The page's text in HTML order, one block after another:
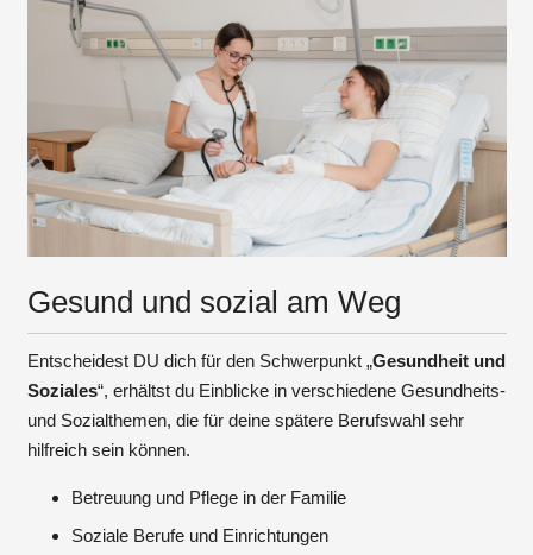
Gesund und sozial am Weg
Entscheidest DU dich für den Schwerpunkt „Gesundheit und
Soziales“, erhältst du Einblicke in verschiedene Gesundheits-
und Sozialthemen, die für deine spätere Berufswahl sehr
hilfreich sein können.
Betreuung und Pflege in der Familie
Soziale Berufe und Einrichtungen